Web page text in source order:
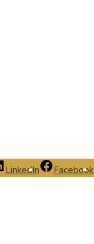
LinkedIn Facebook